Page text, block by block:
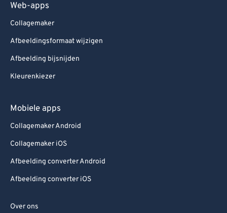
Web-apps
Collagemaker
Afbeeldingsformaat wijzigen
Afbeelding bijsnijden
Kleurenkiezer
Mobiele apps
Collagemaker Android
Collagemaker iOS
Afbeelding converter Android
Afbeelding converter iOS
Over ons